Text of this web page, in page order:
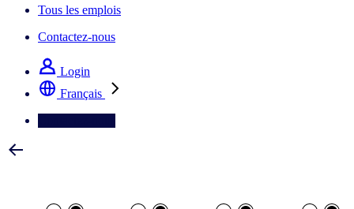
Tous les emplois
Contactez-nous
Login
Français